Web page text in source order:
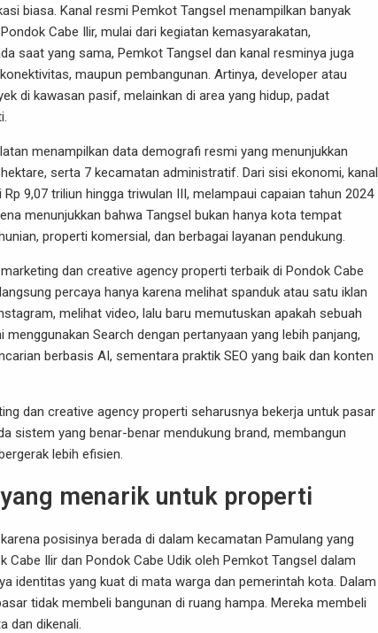
biasa. Kanal resmi Pemkot Tangsel menampilkan banyak
Cabe Ilir, mulai dari kegiatan kemasyarakatan,
saat yang sama, Pemkot Tangsel dan kanal resminya juga
maupun pembangunan. Artinya, developer atau
di kawasan pasif, melainkan di area yang hidup, padat
menampilkan data demografi resmi yang menunjukkan
serta 7 kecamatan administratif. Dari sisi ekonomi, kanal
9,07 triliun hingga triwulan III, melampaui capaian tahun 2024
menunjukkan bahwa Tangsel bukan hanya kota tempat
properti komersial, dan berbagai layanan pendukung.
dan creative agency properti terbaik di Pondok Cabe
percaya hanya karena melihat spanduk atau satu iklan
melihat video, lalu baru memutuskan apakah sebuah
Search dengan pertanyaan yang lebih panjang,
berbasis AI, sementara praktik SEO yang baik dan konten
dan creative agency properti seharusnya bekerja untuk pasar
sistem yang benar-benar mendukung brand, membangun
lebih efisien.
menarik untuk properti
posisinya berada di dalam kecamatan Pamulang yang
Ilir dan Pondok Cabe Udik oleh Pemkot Tangsel dalam
identitas yang kuat di mata warga dan pemerintah kota. Dalam
tidak membeli bangunan di ruang hampa. Mereka membeli
dan dikenali.